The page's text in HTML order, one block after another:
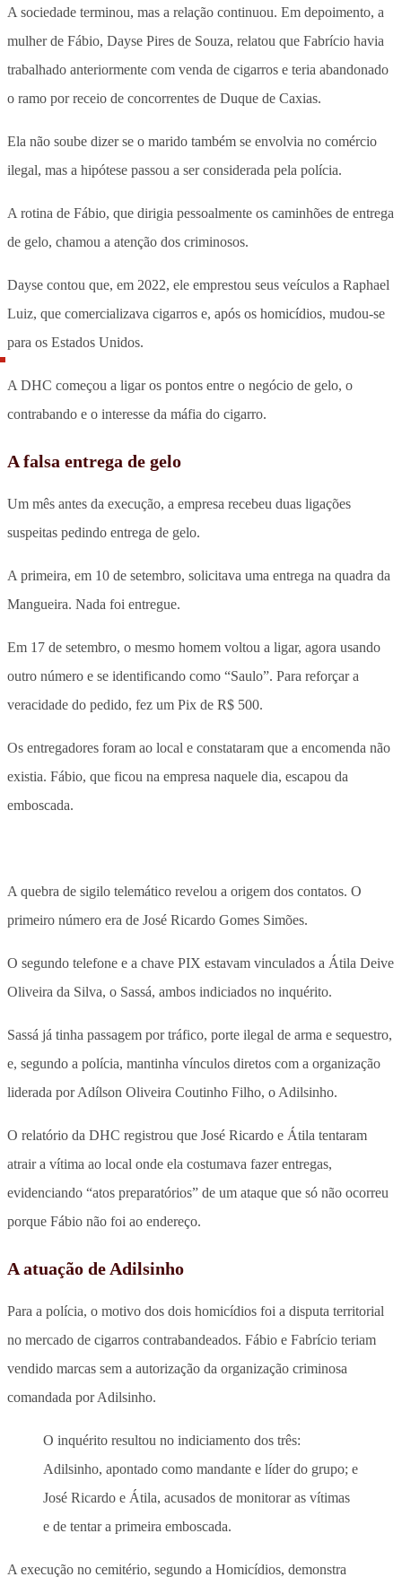
A sociedade terminou, mas a relação continuou. Em depoimento, a
mulher de Fábio, Dayse Pires de Souza, relatou que Fabrício havia
trabalhado anteriormente com venda de cigarros e teria abandonado
o ramo por receio de concorrentes de Duque de Caxias.
Ela não soube dizer se o marido também se envolvia no comércio
ilegal, mas a hipótese passou a ser considerada pela polícia.
A rotina de Fábio, que dirigia pessoalmente os caminhões de entrega
de gelo, chamou a atenção dos criminosos.
Dayse contou que, em 2022, ele emprestou seus veículos a Raphael
Luiz, que comercializava cigarros e, após os homicídios, mudou-se
para os Estados Unidos.
A DHC começou a ligar os pontos entre o negócio de gelo, o
contrabando e o interesse da máfia do cigarro.
A falsa entrega de gelo
Um mês antes da execução, a empresa recebeu duas ligações
suspeitas pedindo entrega de gelo.
A primeira, em 10 de setembro, solicitava uma entrega na quadra da
Mangueira. Nada foi entregue.
Em 17 de setembro, o mesmo homem voltou a ligar, agora usando
outro número e se identificando como “Saulo”. Para reforçar a
veracidade do pedido, fez um Pix de R$ 500.
Os entregadores foram ao local e constataram que a encomenda não
existia. Fábio, que ficou na empresa naquele dia, escapou da
emboscada.
A quebra de sigilo telemático revelou a origem dos contatos. O
primeiro número era de José Ricardo Gomes Simões.
O segundo telefone e a chave PIX estavam vinculados a Átila Deive
Oliveira da Silva, o Sassá, ambos indiciados no inquérito.
Sassá já tinha passagem por tráfico, porte ilegal de arma e sequestro,
e, segundo a polícia, mantinha vínculos diretos com a organização
liderada por Adílson Oliveira Coutinho Filho, o Adilsinho.
O relatório da DHC registrou que José Ricardo e Átila tentaram
atrair a vítima ao local onde ela costumava fazer entregas,
evidenciando “atos preparatórios” de um ataque que só não ocorreu
porque Fábio não foi ao endereço.
A atuação de Adilsinho
Para a polícia, o motivo dos dois homicídios foi a disputa territorial
no mercado de cigarros contrabandeados. Fábio e Fabrício teriam
vendido marcas sem a autorização da organização criminosa
comandada por Adilsinho.
O inquérito resultou no indiciamento dos três:
Adilsinho, apontado como mandante e líder do grupo; e
José Ricardo e Átila, acusados de monitorar as vítimas
e de tentar a primeira emboscada.
A execução no cemitério, segundo a Homicídios, demonstra